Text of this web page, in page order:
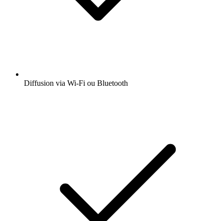
Diffusion via Wi-Fi ou Bluetooth